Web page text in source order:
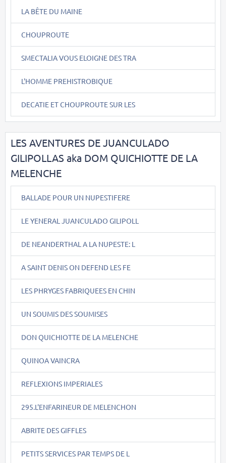
LA BÊTE DU MAINE
CHOUPROUTE
SMECTALIA VOUS ELOIGNE DES TRA
L'HOMME PREHISTROBIQUE
DECATIE ET CHOUPROUTE SUR LES
LES AVENTURES DE JUANCULADO
GILIPOLLAS aka DOM QUICHIOTTE DE LA
MELENCHE
BALLADE POUR UN NUPESTIFERE
LE YENERAL JUANCULADO GILIPOLL
DE NEANDERTHAL A LA NUPESTE: L
A SAINT DENIS ON DEFEND LES FE
LES PHRYGES FABRIQUEES EN CHIN
UN SOUMIS DES SOUMISES
DON QUICHIOTTE DE LA MELENCHE
QUINOA VAINCRA
REFLEXIONS IMPERIALES
295.L'ENFARINEUR DE MELENCHON
ABRITE DES GIFFLES
PETITS SERVICES PAR TEMPS DE L